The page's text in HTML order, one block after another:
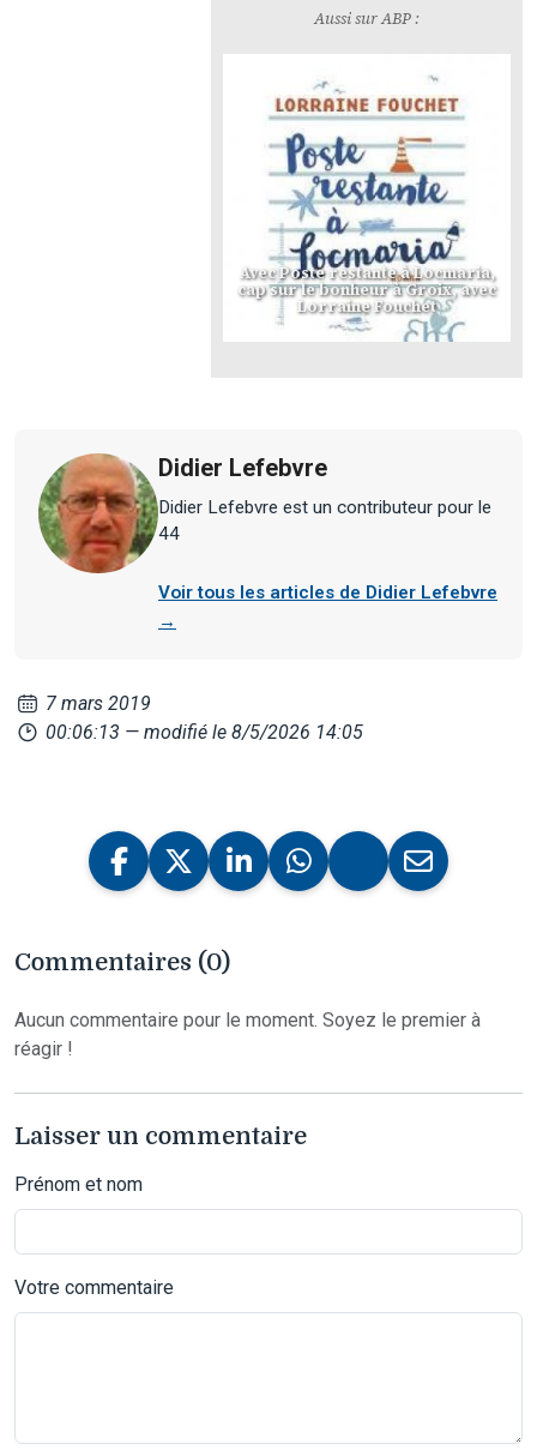
Aussi sur ABP :
Avec Poste restante à Locmaria,
cap sur le bonheur à Groix, avec
Lorraine Fouchet
Didier Lefebvre
Didier Lefebvre est un contributeur pour le
44
Voir tous les articles de Didier Lefebvre
→
7 mars 2019
00:06:13 — modifié le 8/5/2026 14:05
Commentaires (0)
Aucun commentaire pour le moment. Soyez le premier à
réagir !
Laisser un commentaire
Prénom et nom
Votre commentaire